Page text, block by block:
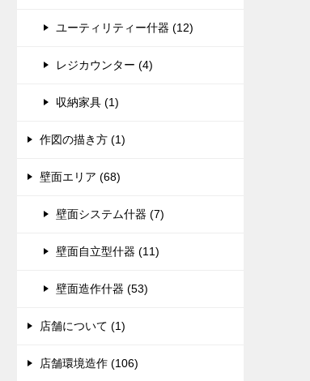
ユーティリティー什器 (12)
レジカウンター (4)
収納家具 (1)
作図の描き方 (1)
壁面エリア (68)
壁面システム什器 (7)
壁面自立型什器 (11)
壁面造作什器 (53)
店舗について (1)
店舗環境造作 (106)